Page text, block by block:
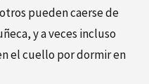
pueden caerse de
y a veces incluso
el cuello por dormir en